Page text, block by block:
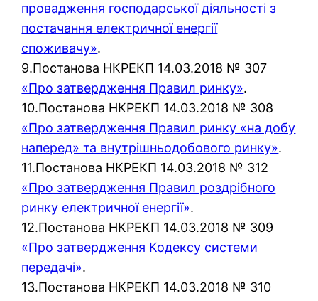
провадження господарської діяльності з
постачання електричної енергії
споживачу».
9.Постанова НКРЕКП 14.03.2018 № 307
«Про затвердження Правил ринку».
10.Постанова НКРЕКП 14.03.2018 № 308
«Про затвердження Правил ринку «на добу
наперед» та внутрішньодобового ринку».
11.Постанова НКРЕКП 14.03.2018 № 312
«Про затвердження Правил роздрібного
ринку електричної енергії».
12.Постанова НКРЕКП 14.03.2018 № 309
«Про затвердження Кодексу системи
передачі».
13.Постанова НКРЕКП 14.03.2018 № 310